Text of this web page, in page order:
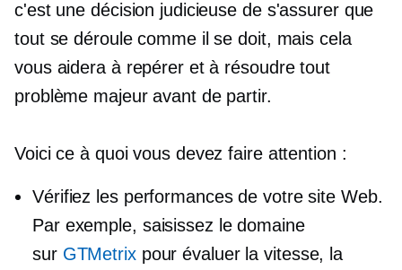
c'est une décision judicieuse de s'assurer que
tout se déroule comme il se doit, mais cela
vous aidera à repérer et à résoudre tout
problème majeur avant de partir.
Voici ce à quoi vous devez faire attention :
Vérifiez les performances de votre site Web.
Par exemple, saisissez le domaine
sur GTMetrixpour évaluer la vitesse, la